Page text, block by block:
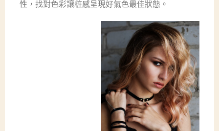
性，找對色彩讓粧感呈現好氣色最佳狀態。